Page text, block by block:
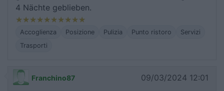
4 Nächte geblieben.
Accoglienza Posizione Pulizia Punto ristoro
Servizi
Trasporti
Franchino87 09/03/2024 12:01